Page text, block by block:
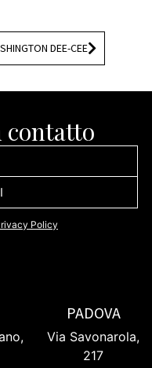
DEE-CEE
Policy
PADOVA
Via Savonarola,
217